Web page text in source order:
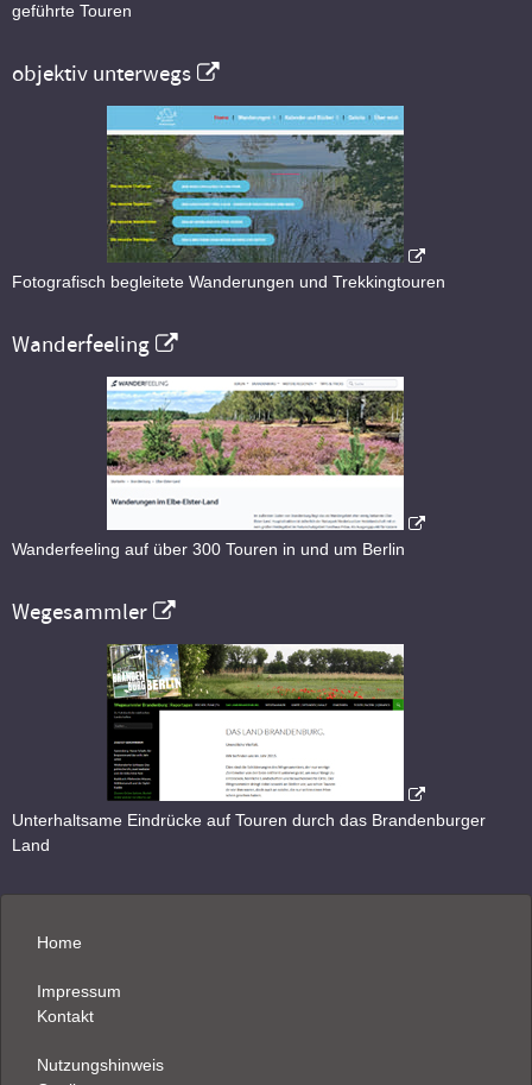
geführte Touren
objektiv unterwegs
Fotografisch begleitete Wanderungen und Trekkingtouren
Wanderfeeling
Wanderfeeling auf über 300 Touren in und um Berlin
Wegesammler
Unterhaltsame Eindrücke auf Touren durch das Brandenburger
Land
Home
Impressum
Kontakt
Nutzungshinweis